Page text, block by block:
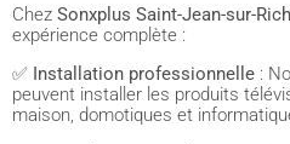
Chez Sonxplus Saint-Jean-sur-
expérience complète :
✅ Installation professionnelle :
peuvent installer les produits télévisuels, audio/vidéo, cinéma
maison, domotiques et